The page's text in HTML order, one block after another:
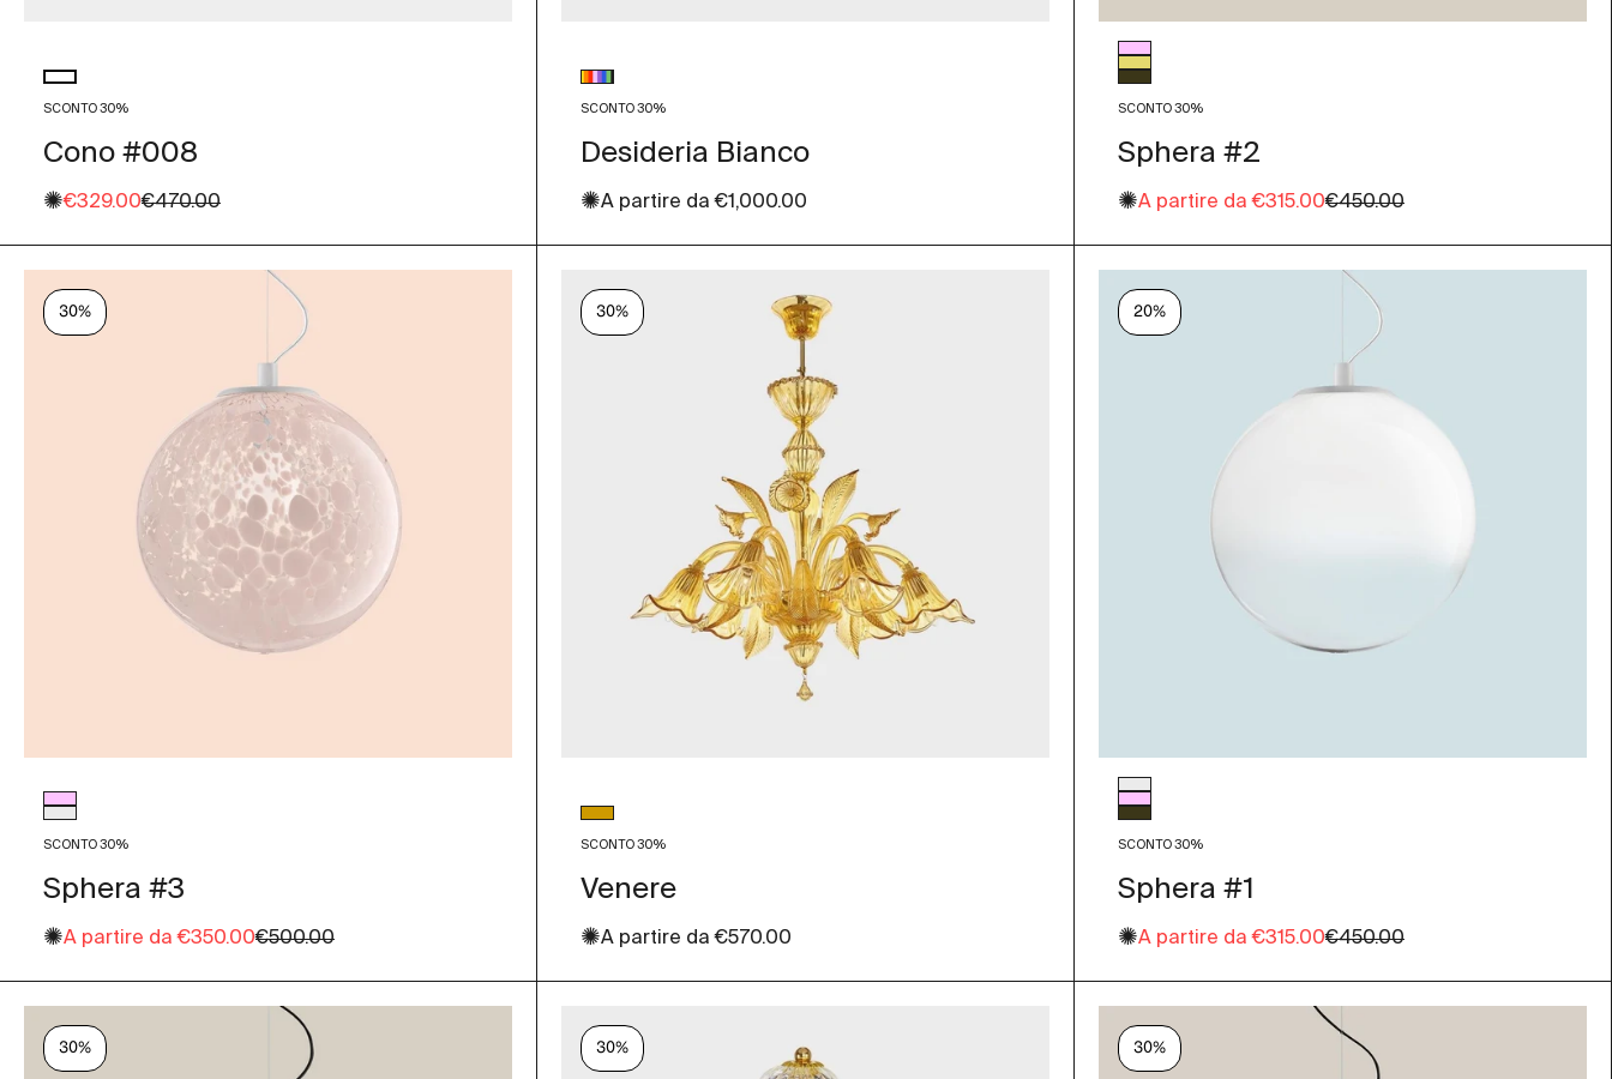
Colore vetro
SCONTO 30%
Cono #008
✺Prezzo scontato
€329.00Prezzo
€470.00
Colore vetro
SCONTO 30%
Desideria Bianco
✺Prezzo scontato
A partire da€1,000.00
Colore vetro
Rosa Antico
Paglierino
SCONTO 30%
Sphera #2
✺Prezzo scontato
A partire da€315.00Prezzo
€450.00
30%
Colore vetro
Rosa Antico
SCONTO 30%
Sphera #3
✺Prezzo scontato
A partire da€350.00Prezzo
€500.00
30%
Colore vetro
SCONTO 30%
Venere
✺Prezzo scontato
A partire da€570.00
20%
Colore vetro
Trasparente
Rosa Antico
SCONTO 30%
Sphera #1
✺Prezzo scontato
A partire da€315.00Prezzo
€450.00
30% 30% 30%